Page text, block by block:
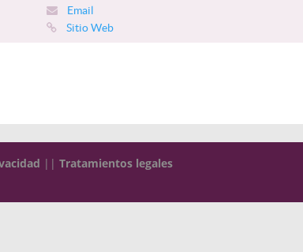
Email
Sitio Web
||Tratamientos legales